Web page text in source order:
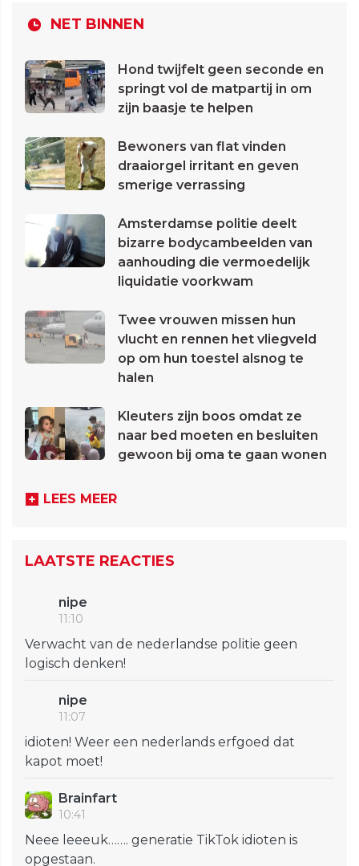
NET BINNEN
Hond twijfelt geen seconde en
springt vol de matpartij in om
zijn baasje te helpen
Bewoners van flat vinden
draaiorgel irritant en geven
smerige verrassing
Amsterdamse politie deelt
bizarre bodycambeelden van
aanhouding die vermoedelijk
liquidatie voorkwam
Twee vrouwen missen hun
vlucht en rennen het vliegveld
op om hun toestel alsnog te
halen
Kleuters zijn boos omdat ze
naar bed moeten en besluiten
gewoon bij oma te gaan wonen
LEES MEER
LAATSTE REACTIES
nipe
11:10
Verwacht van de nederlandse politie geen
logisch denken!
nipe
11:07
idioten! Weer een nederlands erfgoed dat
kapot moet!
Brainfart
10:41
Neee leeeuk……. generatie TikTok idioten is
opgestaan.